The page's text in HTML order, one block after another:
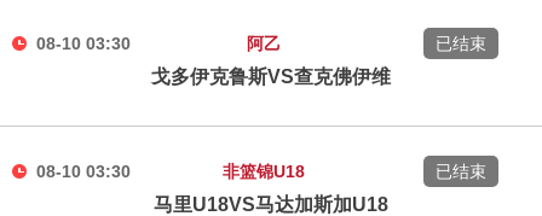
08-10 03:30 阿乙
戈多伊克鲁斯VS查克佛伊维
已结束
08-10 03:30 非篮锦U18
马里U18VS马达加斯加U18
已结束